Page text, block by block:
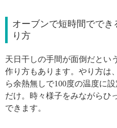
オーブンで短時間でで
り方
天日干しの手間が面倒だとい
作り方もあります。やり方は
ら余熱無しで100度の温度に
だけ。時々様子をみながらひ
できます。